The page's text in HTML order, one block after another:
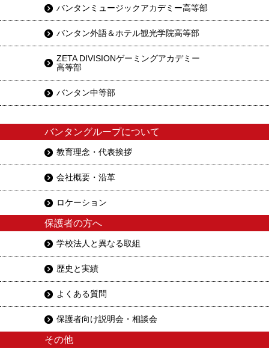
バンタンミュージックアカデミー高等部
バンタン外語＆ホテル観光学院高等部
ZETA DIVISIONゲーミングアカデミー
高等部
バンタン中等部
バンタングループについて
教育理念・代表挨拶
会社概要・沿革
ロケーション
保護者の方へ
学校法人と異なる取組
歴史と実績
よくある質問
保護者向け説明会・相談会
その他